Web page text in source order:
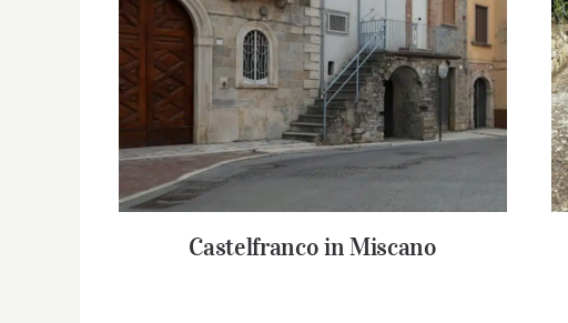
Castelfranco in Miscano